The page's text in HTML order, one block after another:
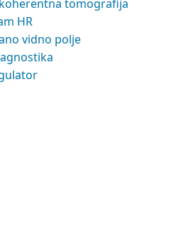
tomografija
HR
vidno polje